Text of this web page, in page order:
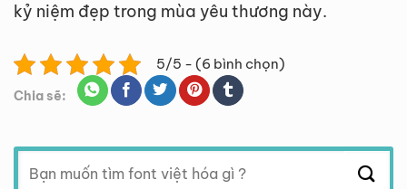
kỷ niệm đẹp trong mùa yêu thương này.
5/5 - (6 bình chọn)
Chia sẽ:
Tìm
kiếm: